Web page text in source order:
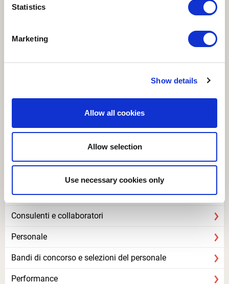
Statistics
Marketing
Show details
Allow all cookies
Allow selection
Use necessary cookies only
PG 13 - Capitolato speciale appalto 2.86 MB
387.93 KB
1.21 MB
R 03 - Restauro - CME 7.25 MB
R04 - Restauro - Elenco Prezzi 1.35 MB
Organizzazione
Consulenti e collaboratori
Personale
Bandi di concorso e selezioni del personale
Performance